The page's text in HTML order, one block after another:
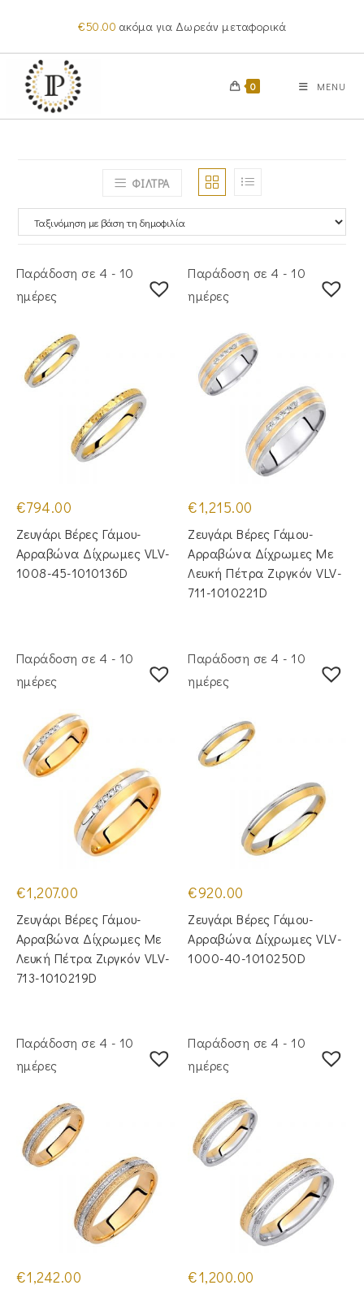
content
€50.00 ακόμα για Δωρεάν μεταφορικά
0 MENU
ΦΙΛΤΡΑ
Παράδοση σε 4 - 10
ημέρες
€794.00
Ζευγάρι Βέρες Γάμου-
Αρραβώνα Δίχρωμες VLV-
1008-45-1010136D
Παράδοση σε 4 - 10
ημέρες
€1,215.00
Ζευγάρι Βέρες Γάμου-
Αρραβώνα Δίχρωμες Με
Λευκή Πέτρα Ζιργκόν VLV-
711-1010221D
Παράδοση σε 4 - 10
ημέρες
€1,207.00
Ζευγάρι Βέρες Γάμου-
Αρραβώνα Δίχρωμες Με
Λευκή Πέτρα Ζιργκόν VLV-
713-1010219D
Παράδοση σε 4 - 10
ημέρες
€920.00
Ζευγάρι Βέρες Γάμου-
Αρραβώνα Δίχρωμες VLV-
1000-40-1010250D
Παράδοση σε 4 - 10
ημέρες
€1,242.00
Παράδοση σε 4 - 10
ημέρες
€1,200.00